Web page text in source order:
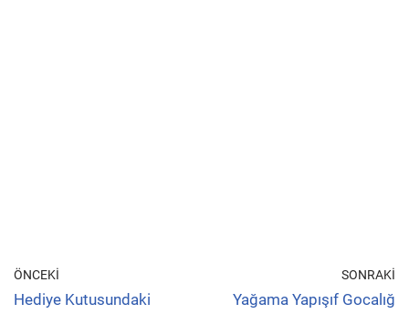
ÖNCEKI
Hediye Kutusundaki
SONRAKI
Yağama Yapışıf Gocalığ